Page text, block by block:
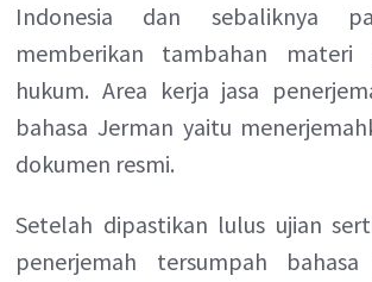
Indonesia dan sebaliknya
memberikan tambahan materi
hukum. Area kerja jasa
bahasa Jerman yaitu
dokumen resmi.
Setelah dipastikan lulus ujian
penerjemah tersumpah